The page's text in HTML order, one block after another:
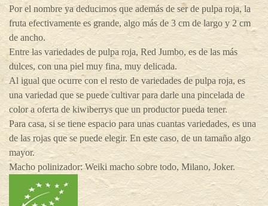
Por el nombre ya deducimos que además de ser de pulpa roja, la
fruta efectivamente es grande, algo más de 3 cm de largo y 2 cm
de ancho.
Entre las variedades de pulpa roja, Red Jumbo, es de las más
dulces, con una piel muy fina, muy delicada.
Al igual que ocurre con el resto de variedades de pulpa roja, es
una variedad que se puede cultivar para darle una pincelada de
color a oferta de kiwiberrys que un productor pueda tener.
Para casa, si se tiene espacio para unas cuantas variedades, es una
de las rojas que se puede elegir. En este caso, de un tamaño algo
mayor.
Macho polinizador: Weiki macho sobre todo, Milano, Joker.